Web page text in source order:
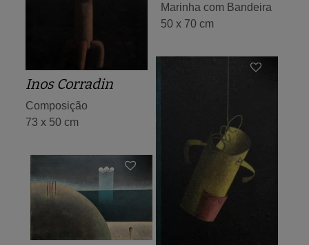
Inos Corradin
Composição
73 x 50 cm
Marinha com Bandeira
50 x 70 cm